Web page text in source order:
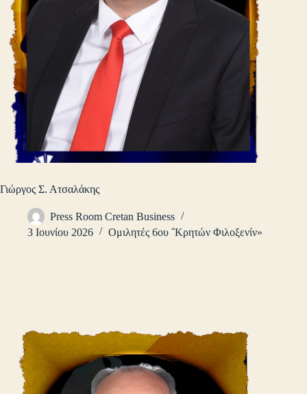
Γιώργος Σ. Ατσαλάκης
Press Room Cretan Business
3 Ιουνίου 2026
Ομιλητές 6ου ΅Κρητών Φιλοξενίν»